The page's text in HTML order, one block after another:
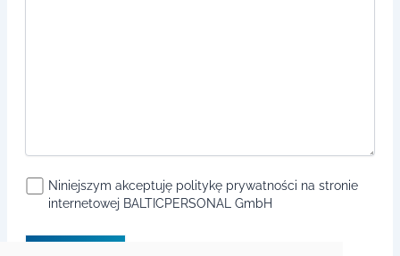
Niniejszym akceptuję politykę prywatności na stronie
internetowej BALTICPERSONAL GmbH